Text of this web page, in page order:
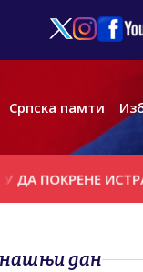
Српска памти
ИСТРАГУ О
дан